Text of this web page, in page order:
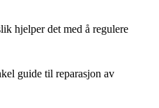
hjelper det med å regulere
guide til reparasjon av